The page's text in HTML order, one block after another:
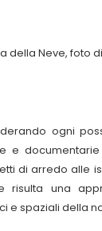
della Neve, foto
ogni
e
di arredo alle
una
e spaziali della